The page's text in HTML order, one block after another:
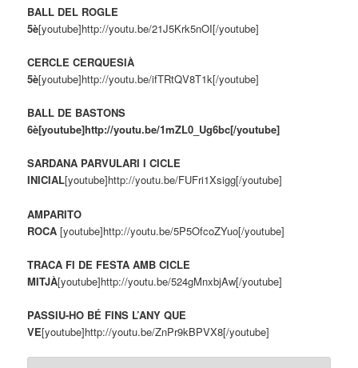
BALL DEL ROGLE
5è[youtube]http://youtu.be/21J5Krk5nOI[/youtube]
CERCLE CERQUESIÀ
5è[youtube]http://youtu.be/ifTRtQV8T1k[/youtube]
BALL DE BASTONS
6è[youtube]http://youtu.be/1mZL0_Ug6bc[/youtube]
SARDANA PARVULARI I CICLE
INICIAL[youtube]http://youtu.be/FUFri1Xsigg[/youtube]
AMPARITO
ROCA[youtube]http://youtu.be/5P5OfcoZYuo[/youtube]
TRACA FI DE FESTA AMB CICLE
MITJÀ[youtube]http://youtu.be/524gMnxbjAw[/youtube]
PASSIU-HO BÉ FINS L’ANY QUE
VE[youtube]http://youtu.be/ZnPr9kBPVX8[/youtube]